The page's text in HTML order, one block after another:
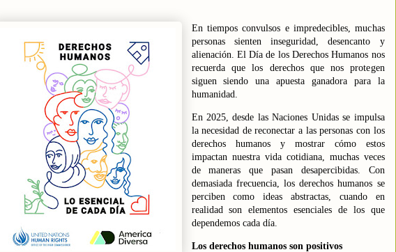
En tiempos convulsos e impredecibles, muchas
personas sienten inseguridad, desencanto y
alienación. El Día de los Derechos Humanos nos
recuerda que los derechos que nos protegen
siguen siendo una apuesta ganadora para la
humanidad.
En 2025, desde las Naciones Unidas se impulsa
la necesidad de reconectar a las personas con los
derechos humanos y mostrar cómo estos
impactan nuestra vida cotidiana, muchas veces
de maneras que pasan desapercibidas. Con
demasiada frecuencia, los derechos humanos se
perciben como ideas abstractas, cuando en
realidad son elementos esenciales de los que
dependemos cada día.
Los derechos humanos son positivos